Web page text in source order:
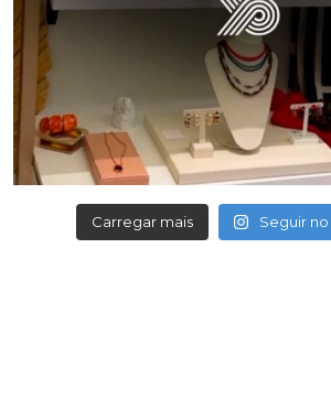
Carregar mais Seguir